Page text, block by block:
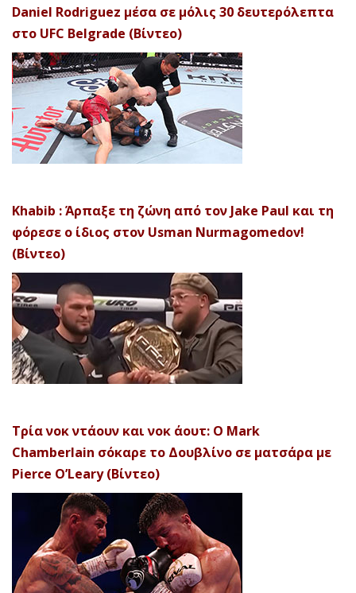
Daniel Rodriguez μέσα σε μόλις 30 δευτερόλεπτα
στο UFC Belgrade (Βίντεο)
Khabib : Άρπαξε τη ζώνη από τον Jake Paul και τη
φόρεσε ο ίδιος στον Usman Nurmagomedov!
(Βίντεο)
Τρία νοκ ντάουν και νοκ άουτ: Ο Mark
Chamberlain σόκαρε το Δουβλίνο σε ματσάρα με
Pierce O’Leary (Βίντεο)